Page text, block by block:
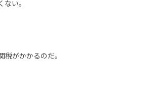
ない。
税がかかるのだ。